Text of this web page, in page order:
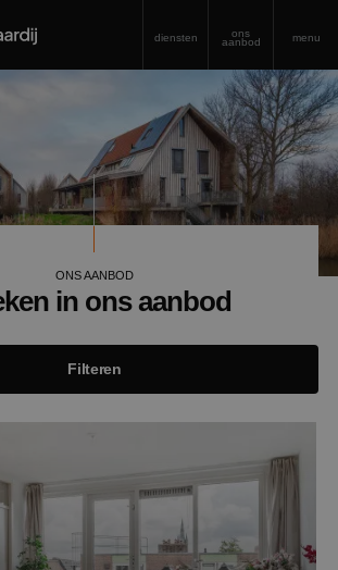
diensten ons
aanbod menu
ONS AANBOD
in ons aanbod
Filteren